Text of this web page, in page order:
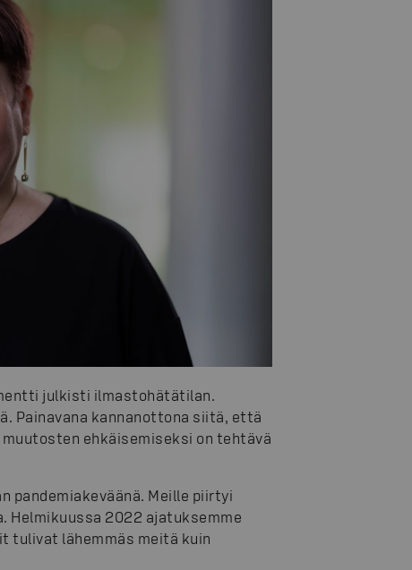
julkisti ilmastohätätilan.
Painavana kannanottona siitä, että
ehkäisemiseksi on tehtävä
pandemiakeväänä. Meille piirtyi
Helmikuussa 2022 ajatuksemme
tulivat lähemmäs meitä kuin